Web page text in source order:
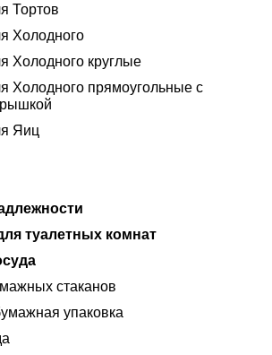
Тортов
Холодного
Холодного круглые
Холодного прямоугольные с
Яиц
туалетных комнат
стаканов
упаковка